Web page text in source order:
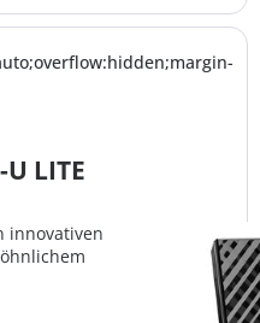
U LITE
innovativen